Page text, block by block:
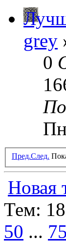
grey
0
Пред.След.
Новая
Тем:
50 ... 75